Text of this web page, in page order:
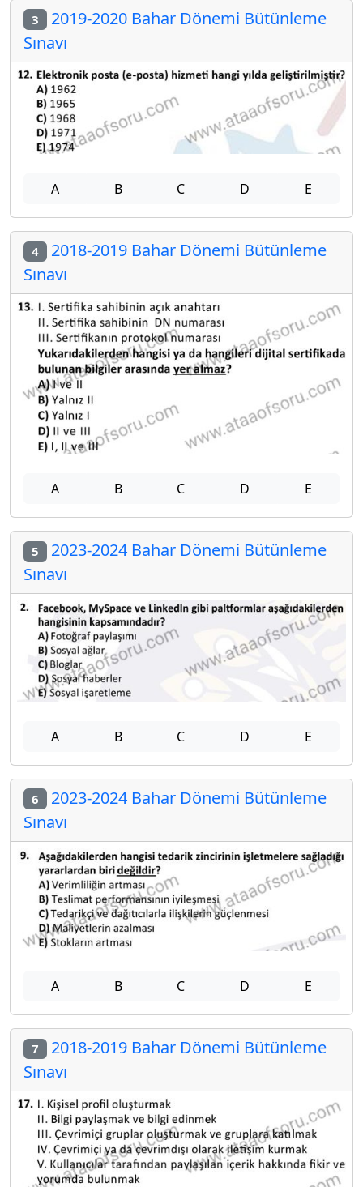
3 2019-2020 Bahar Dönemi Bütünleme
Sınavı
A B C D E
4 2018-2019 Bahar Dönemi Bütünleme
Sınavı
A B C D E
5 2023-2024 Bahar Dönemi Bütünleme
Sınavı
A B C D E
6 2023-2024 Bahar Dönemi Bütünleme
Sınavı
A B C D E
7 2018-2019 Bahar Dönemi Bütünleme
Sınavı